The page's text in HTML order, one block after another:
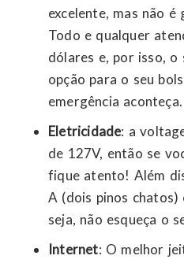
excelente, mas não
Todo e qualquer
dólares e, por isso, o
opção para o seu
emergência aconteça.
Eletricidade: a
de 127V, então se
fique atento! Além
A (dois pinos
seja, não esqueça o
Internet: O melhor